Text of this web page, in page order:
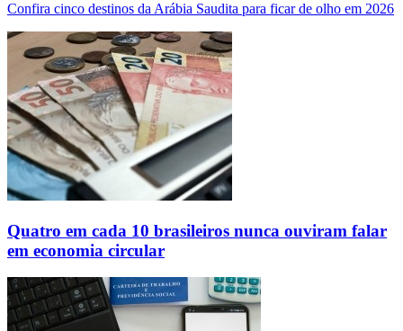
Confira cinco destinos da Arábia Saudita para ficar de olho em 2026
Quatro em cada 10 brasileiros nunca ouviram falar
em economia circular